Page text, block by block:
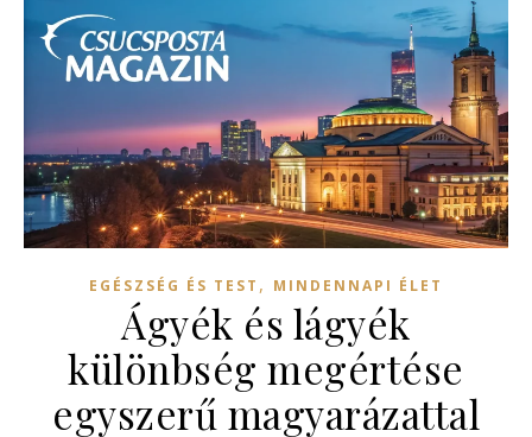
EGÉSZSÉG ÉS TEST , MINDENNAPI ÉLET
Ágyék és lágyék
különbség megértése
egyszerű magyarázattal